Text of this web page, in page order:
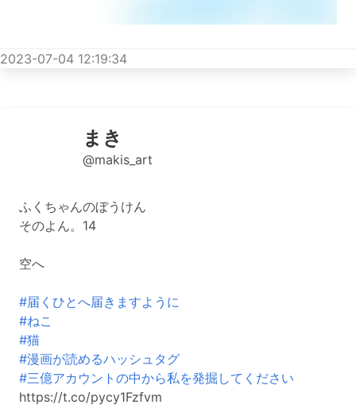
2023-07-04 12:19:34
まき
@makis_art
ふくちゃんのぼうけん
そのよん。14
空へ
#届くひとへ届きますように
#ねこ
#猫
#漫画が読めるハッシュタグ
#三億アカウントの中から私を発掘してください
https://t.co/pycy1Fzfvm